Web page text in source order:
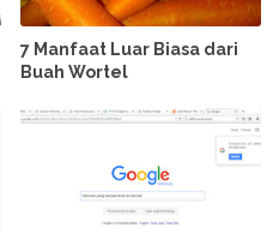
7 Manfaat Luar Biasa dari
Buah Wortel